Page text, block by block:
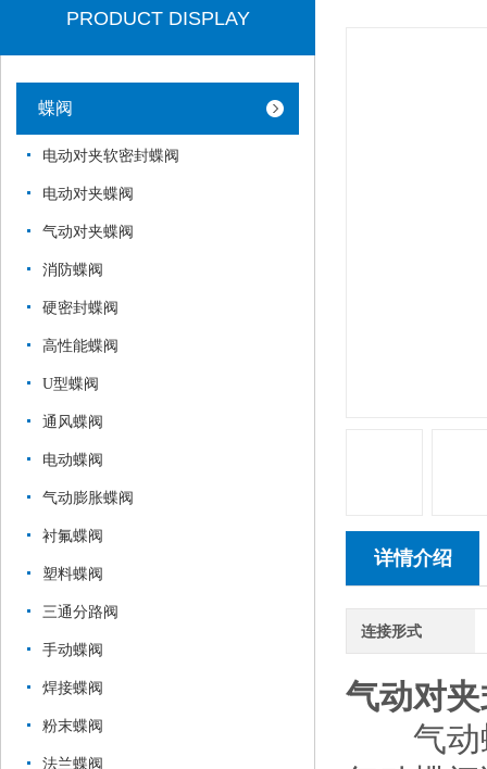
详情介绍
连接形式
气动对
气动蝶
PRODUCT DISPLAY
蝶阀
电动对夹软密封蝶阀
电动对夹蝶阀
气动对夹蝶阀
消防蝶阀
硬密封蝶阀
高性能蝶阀
U型蝶阀
通风蝶阀
电动蝶阀
气动膨胀蝶阀
衬氟蝶阀
塑料蝶阀
三通分路阀
手动蝶阀
焊接蝶阀
粉末蝶阀
法兰蝶阀